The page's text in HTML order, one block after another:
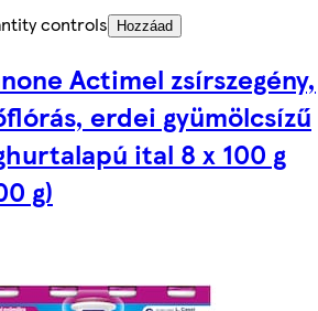
controls
Hozzáad
Actimel zsírszegény,
erdei gyümölcsízű
ital 8 x 100 g
g)